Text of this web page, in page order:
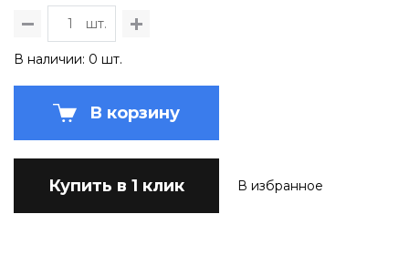
шт.
В наличии: 0 шт.
В корзину
Купить в 1 клик В избранное